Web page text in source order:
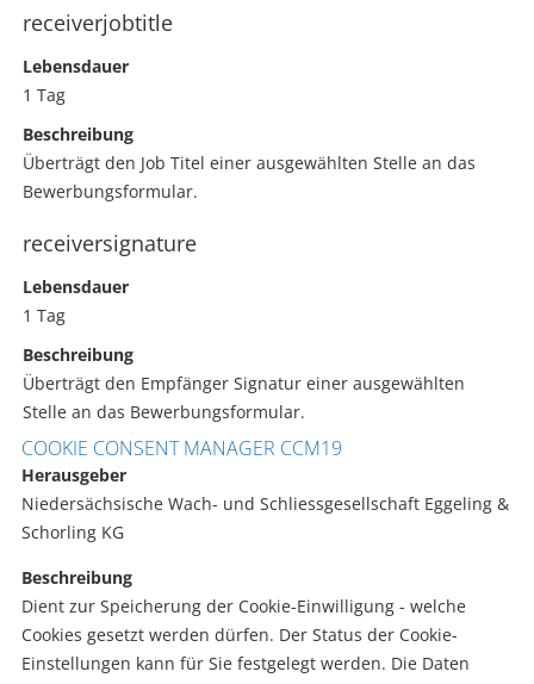
receiverjobtitle
Lebensdauer
1 Tag
Beschreibung
Überträgt den Job Titel einer ausgewählten Stelle an das
Bewerbungsformular.
receiversignature
Lebensdauer
1 Tag
Beschreibung
Überträgt den Empfänger Signatur einer ausgewählten
Stelle an das Bewerbungsformular.
COOKIE CONSENT MANAGER CCM19
Herausgeber
Niedersächsische Wach- und Schliessgesellschaft Eggeling &
Schorling KG
Beschreibung
Dient zur Speicherung der Cookie-Einwilligung - welche
Cookies gesetzt werden dürfen. Der Status der Cookie-
Einstellungen kann für Sie festgelegt werden. Die Daten